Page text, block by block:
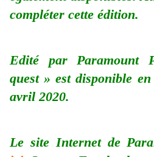
compléter cette édition.
Edité par Paramount
quest » est disponible
avril 2020.
Le site Internet de